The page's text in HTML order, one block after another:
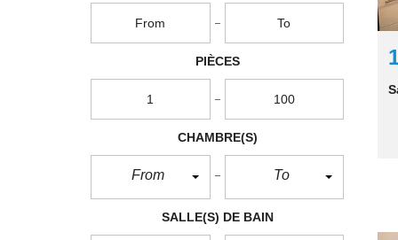
PIÈCES
CHAMBRE(S)
From To
SALLE(S) DE BAIN